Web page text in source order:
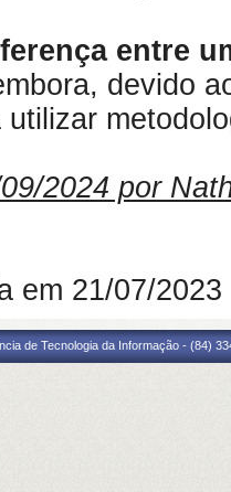
entre
devido
2024 por
em 21/07/
de Tecnologia da Informação - (84)